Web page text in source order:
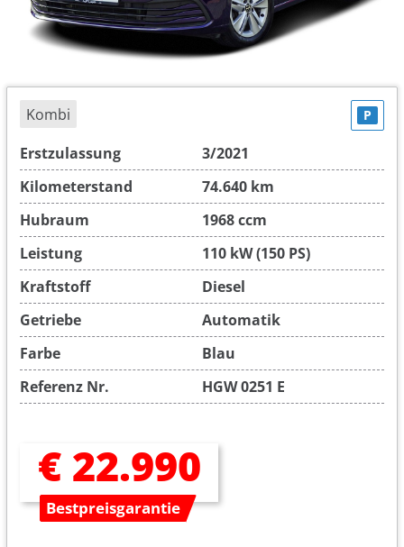
Kombi P
Erstzulassung
3/2021
Kilometerstand
74.640 km
Hubraum
1968 ccm
Leistung
110 kW (150 PS)
Kraftstoff
Diesel
Getriebe
Automatik
Farbe
Blau
Referenz Nr.
HGW 0251 E
€ 22.990
Bestpreisgarantie